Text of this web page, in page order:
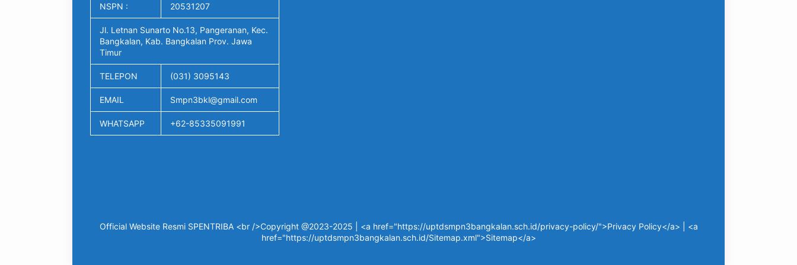
NSPN : 20531207
Jl. Letnan Sunarto No.13, Pangeranan, Kec.
Bangkalan, Kab. Bangkalan Prov. Jawa
Timur
TELEPON (031) 3095143
EMAIL Smpn3bkl@gmail.com
WHATSAPP +62-85335091991
Official Website Resmi SPENTRIBA <br />Copyright @2023-2025 | <a href="https://uptdsmpn3bangkalan.sch.id/privacy-policy/">Privacy Policy</a> | <a
href="https://uptdsmpn3bangkalan.sch.id/Sitemap.xml">Sitemap</a>